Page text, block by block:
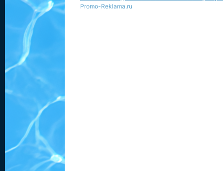
Promo-Reklama.ru